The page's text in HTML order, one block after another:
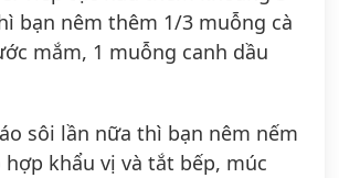
bạn nêm thêm 1/3 muỗng cà
mắm, 1 muỗng canh dầu
sôi lần nữa thì bạn nêm nếm
hợp khẩu vị và tắt bếp, múc